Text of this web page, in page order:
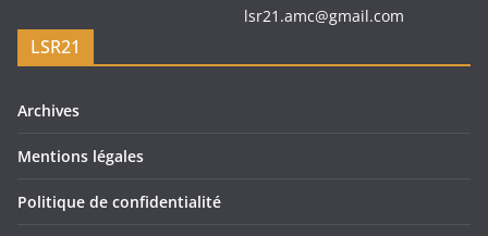
lsr21.amc@gmail.com
LSR21
Archives
Mentions légales
Politique de confidentialité